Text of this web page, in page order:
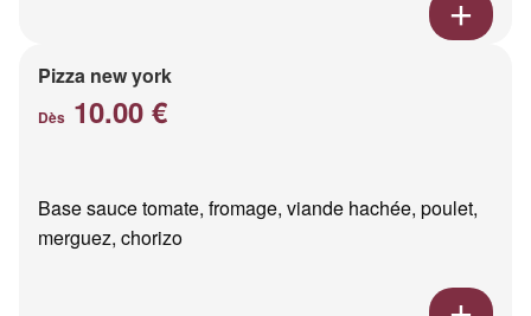
Pizza new york
Dès 10.00 €
Base sauce tomate, fromage, viande hachée, poulet,
merguez, chorizo